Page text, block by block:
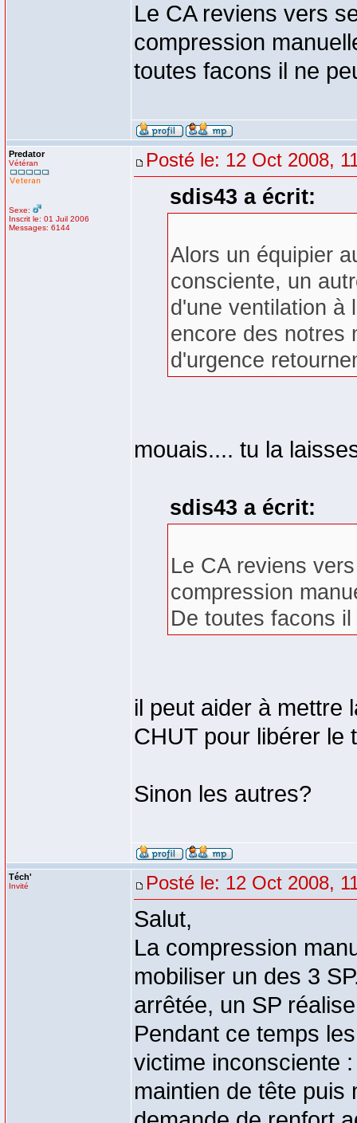
Le CA reviens vers
compression
toutes facons il ne
Predator
Vétéran
Sexe:
Inscrit le: 01 Juil 2006
Messages: 6144
Posté le: 12 Oct 2008,
sdis43 a écrit:
Alors un équipier
consciente, un
d'une ventilation à
encore des notres
d'urgence
mouais.... tu la
sdis43 a écrit:
Le CA reviens
compression
De toutes facons
il peut aider à mettre
CHUT pour libérer le
Sinon les autres?
Téch'
Invité Posté le: 12 Oct 2008,
Salut,
La compression
mobiliser un des 3
arrêtée, un SP
Pendant ce temps
victime inconsciente
maintien de tête puis